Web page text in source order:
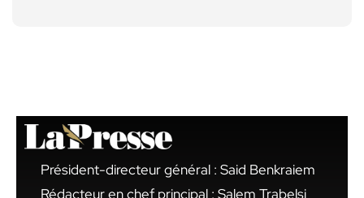
Président-directeur général : Said Benkraiem
Rédacteur en chef principal : Salem Trabelsi